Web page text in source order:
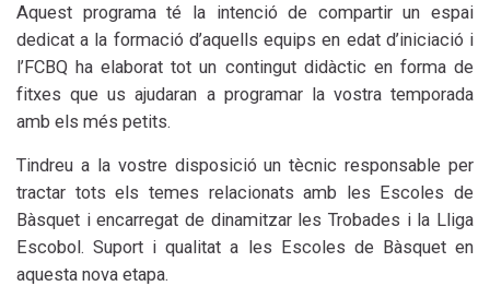
Aquest programa té la intenció de compartir un espai
dedicat a la formació d’aquells equips en edat d’iniciació i
l’FCBQ ha elaborat tot un contingut didàctic en forma de
fitxes que us ajudaran a programar la vostra temporada
amb els més petits.
Tindreu a la vostre disposició un tècnic responsable per
tractar tots els temes relacionats amb les Escoles de
Bàsquet i encarregat de dinamitzar les Trobades i la Lliga
Escobol. Suport i qualitat a les Escoles de Bàsquet en
aquesta nova etapa.